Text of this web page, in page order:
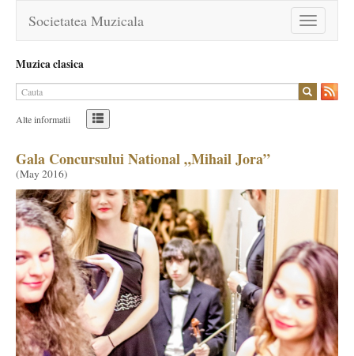
Toggle
navigation
Societatea Muzicala
Muzica clasica
Alte informatii
Gala Concursului National „Mihail Jora”
(May 2016)